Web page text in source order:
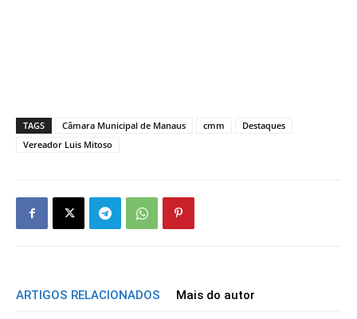
TAGS Câmara Municipal de Manaus cmm
Destaques
Vereador Luis Mitoso
ARTIGOS RELACIONADOS Mais do autor